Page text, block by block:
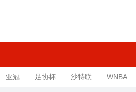
亚冠 足协杯 沙特联 WNBA